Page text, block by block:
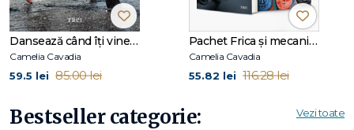
Dansează când îți vine să plângi
Camelia Cavadia
59.5 lei 85.00 lei
Pachet Frica și mecanismele ei
Camelia Cavadia
55.82 lei 116.28 lei
Bestseller categorie: Vezi toate